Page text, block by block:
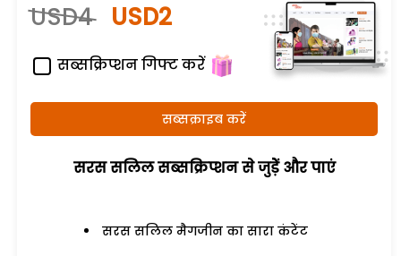
USD4 USD2
सब्सक्रिप्शन गिफ्ट करें
सब्सक्राइब करें
सरस सलिल सब्सक्रिप्शन से जुड़ेें और पाएं
सरस सलिल मैगजीन का सारा कंटेंट